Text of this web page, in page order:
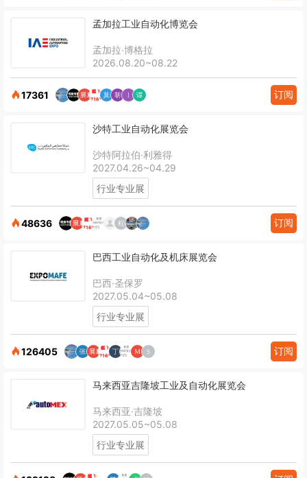
孟加拉工业自动化博览会
孟加拉·博格拉
2026.08.20~08.22
17361 订阅
沙特工业自动化展览会
沙特阿拉伯·利雅得
2027.04.26~04.29
行业专业展
48636 订阅
巴西工业自动化及机床展览会
巴西·圣保罗
2027.05.04~05.08
行业专业展
126405 订阅
马来西亚吉隆坡工业及自动化展览会
马来西亚·吉隆坡
2027.05.05~05.08
行业专业展